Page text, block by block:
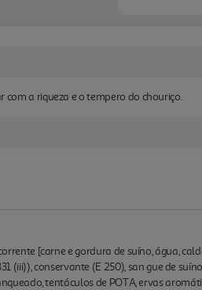
com a riqueza e o tempero do chouriço.
[carne e gordura de suíno, água,
(iii)), conservante (E 250), san gue de
tentáculos de POTA, ervas